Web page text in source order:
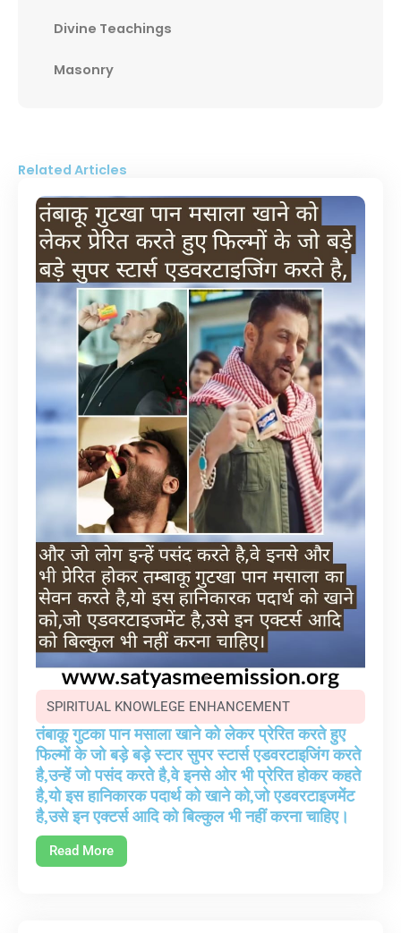
Divine Teachings
Masonry
Related Articles
SPIRITUAL KNOWLEGE ENHANCEMENT
तंबाकू गुटका पान मसाला खाने को लेकर प्रेरित करते हुए
फिल्मों के जो बड़े बड़े स्टार सुपर स्टार्स एडवरटाइजिंग करते
है,उन्हें जो पसंद करते है,वे इनसे ओर भी प्रेरित होकर कहते
है,यो इस हानिकारक पदार्थ को खाने को,जो एडवरटाइजमेंट
है,उसे इन एक्टर्स आदि को बिल्कुल भी नहीं करना चाहिए।
Read More